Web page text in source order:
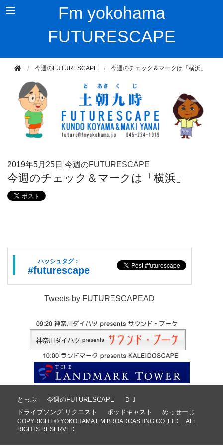
Fm yokohama
FUTURESCAPE
今週のFUTURESCAPE 今週のチェック＆マークは「横浜」
2019年5月25日 今週のFUTURESCAPE
今週のチェック＆マークは「横浜」
ハッシュタグ：
#futurescape
Tweets by FUTURESCAPEAD
とっぷ 今週のFUTURESCAPE
ＤＪ
ドライブソング リクエスト
ポッドキャスト めっせーじ
COPYRIGHT © YOKOHAMA F.M.BROADCASTING CO.,LTD. ALL
RIGHTS RESERVED.